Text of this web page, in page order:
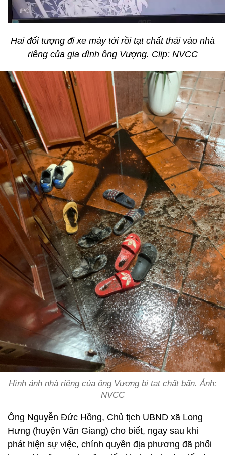
Hai đối tượng đi xe máy tới rồi tạt chất thải vào nhà
riêng của gia đình ông Vượng. Clip: NVCC
Hình ảnh nhà riêng của ông Vượng bị tạt chất bẩn. Ảnh:
NVCC
Ông Nguyễn Đức Hồng, Chủ tịch UBND xã Long
Hưng (huyện Văn Giang) cho biết, ngay sau khi
phát hiện sự việc, chính quyền địa phương đã phối